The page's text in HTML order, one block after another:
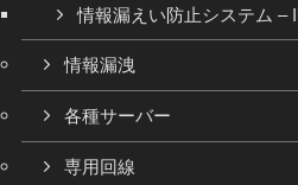
情報漏えい防止システム –
情報漏洩
各種サーバー
専用回線